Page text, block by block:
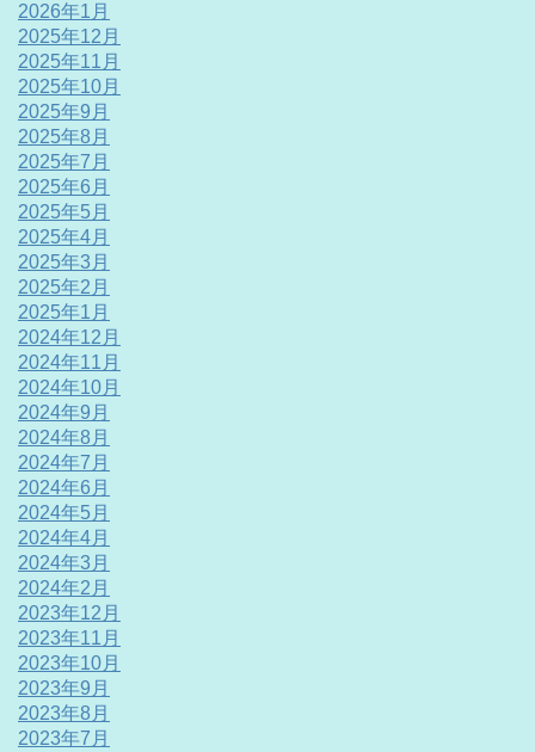
2026年1月
2025年12月
2025年11月
2025年10月
2025年9月
2025年8月
2025年7月
2025年6月
2025年5月
2025年4月
2025年3月
2025年2月
2025年1月
2024年12月
2024年11月
2024年10月
2024年9月
2024年8月
2024年7月
2024年6月
2024年5月
2024年4月
2024年3月
2024年2月
2023年12月
2023年11月
2023年10月
2023年9月
2023年8月
2023年7月